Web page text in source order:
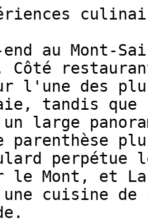
end au Mont-
Côté
l'une des
tandis que
large
parenthèse
perpétue
le Mont, et La
une cuisine